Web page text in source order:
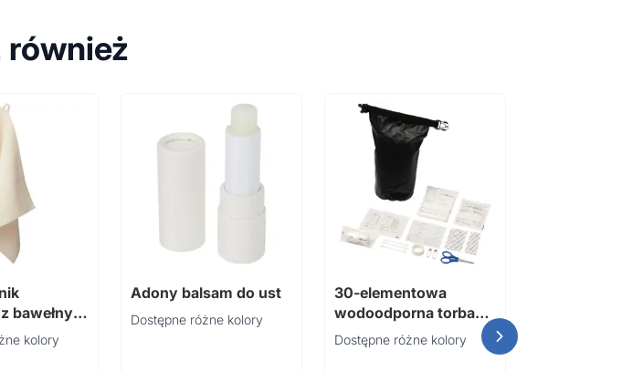
również
bawełny z
g/m²
kolory
Adony balsam do ust
Dostępne różne kolory
30-elementowa
wodoodporna torba
pierwszej pomocy
Alexander
Dostępne różne kolory